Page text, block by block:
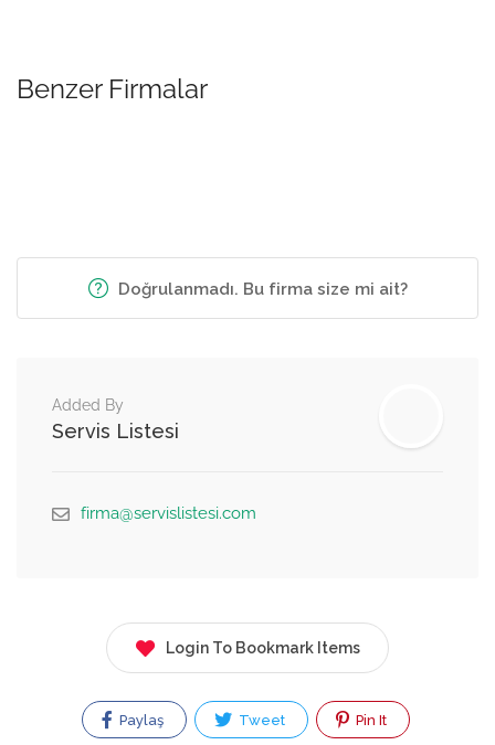
Benzer Firmalar
Doğrulanmadı. Bu firma size mi ait?
Added By
Servis Listesi
firma@servislistesi.com
Login To Bookmark Items
Paylaş Tweet Pin It